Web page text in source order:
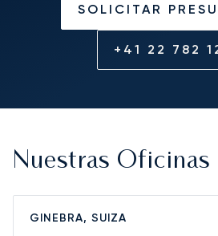
SOLICITAR
+41 22 782
Nuestras Oficinas
GINEBRA, SUIZA